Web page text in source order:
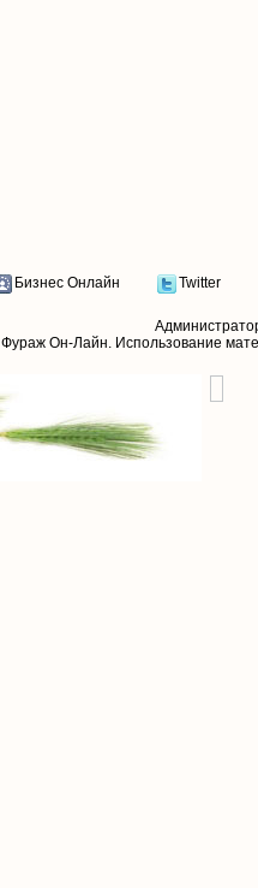
Бизнес Онлайн Twitter
Фураж Он-Лайн. Использование